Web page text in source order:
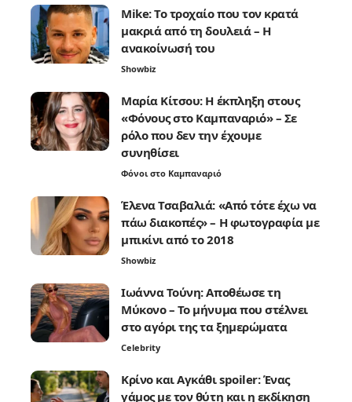
Mike: Το τροχαίο που τον κρατά
μακριά από τη δουλειά – Η
ανακοίνωσή του
Showbiz
Μαρία Κίτσου: Η έκπληξη στους
«Φόνους στο Καμπαναριό» – Σε
ρόλο που δεν την έχουμε
συνηθίσει
Φόνοι στο Καμπαναριό
Έλενα Τσαβαλιά: «Από τότε έχω να
πάω διακοπές» – Η φωτογραφία με
μπικίνι από το 2018
Showbiz
Ιωάννα Τούνη: Αποθέωσε τη
Μύκονο – Το μήνυμα που στέλνει
στο αγόρι της τα ξημερώματα
Celebrity
Κρίνο και Αγκάθι spoiler: Ένας
γάμος με τον θύτη και η εκδίκηση